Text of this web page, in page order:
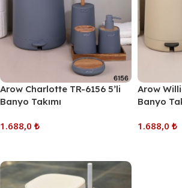
Arow Charlotte TR-6156 5’li
Banyo Takımı
1.688,0 ₺
Arow
Banyo
1.688,0 ₺